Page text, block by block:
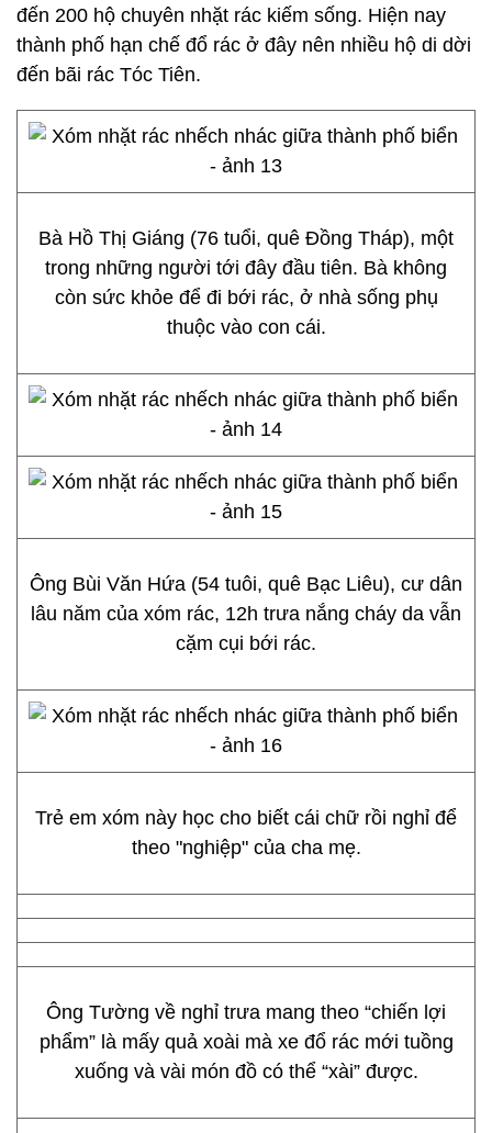
đến 200 hộ chuyên nhặt rác kiếm sống. Hiện nay
thành phố hạn chế đổ rác ở đây nên nhiều hộ di dời
đến bãi rác Tóc Tiên.
Bà Hồ Thị Giáng (76 tuổi, quê Đồng Tháp), một
trong những người tới đây đầu tiên. Bà không
còn sức khỏe để đi bới rác, ở nhà sống phụ
thuộc vào con cái.
Ông Bùi Văn Hứa (54 tuôi, quê Bạc Liêu), cư dân
lâu năm của xóm rác, 12h trưa nắng cháy da vẫn
cặm cụi bới rác.
Trẻ em xóm này học cho biết cái chữ rồi nghỉ để
theo "nghiệp" của cha mẹ.
Ông Tường về nghỉ trưa mang theo “chiến lợi
phẩm” là mấy quả xoài mà xe đổ rác mới tuồng
xuống và vài món đồ có thể “xài” được.